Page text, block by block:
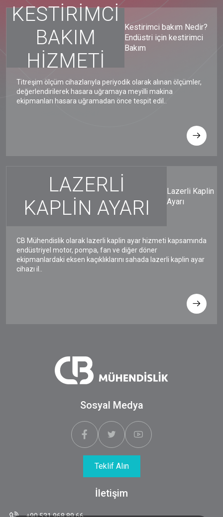
KESTİRİMCİ
BAKIM
HİZMETİ
Kestirimci bakım Nedir?
Endüstri için kestirimci
Bakım
Titreşim ölçüm cihazlarıyla periyodik olarak alınan ölçümler,
değerlendirilerek hasara uğramaya meyilli makina
ekipmanları hasara uğramadan önce tespit edil..
LAZERLİ
KAPLİN AYARI
Lazerli Kaplin
Ayarı
CB Mühendislik olarak lazerli kaplin ayar hizmeti kapsamında
endüstriyel motor, pompa, fan ve diğer döner
ekipmanlardaki eksen kaçıklıklarını sahada lazerli kaplin ayar
cihazı il..
Sosyal Medya
Teklif Alın
İletişim